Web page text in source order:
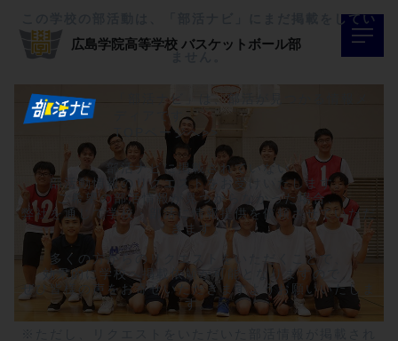
この学校の部活動は、「部活ナビ」にまだ掲載をしてい
「部活ナビ」は、部活が見つかる情報メ
ディアです。
TOPページへ>>
部活ナビに掲載されていない
部活動情報のリクエストをお受けいたします。
ご希望の部活情報が見つからなかった場合、
弊社を通じて学校・部活に情報提供を依頼させていただ
きます。
多くの方からのリクエストをいただくことで、
効果的に学校へ掲載依頼が可能となりますので、
ぜひ皆様の声をお寄せいただきますようお願いいたしま
す。
広島学院高等学校 バスケットボール部